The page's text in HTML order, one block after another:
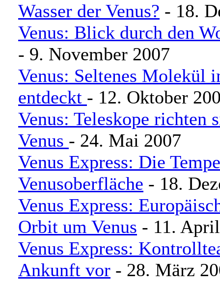
Wasser der Venus? - 18.
Venus: Blick durch den
- 9. November 2007
Venus: Seltenes Molekül
entdeckt - 12. Oktober
Venus: Teleskope richten
Venus - 24. Mai 2007
Venus Express: Die
Venusoberfläche - 18.
Venus Express:
Orbit um Venus - 11.
Venus Express:
Ankunft vor - 28. März